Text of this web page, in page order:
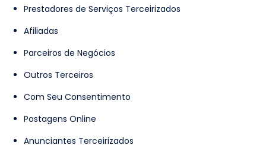
Prestadores de Serviços Terceirizados
Afiliadas
Parceiros de Negócios
Outros Terceiros
Com Seu Consentimento
Postagens Online
Anunciantes Terceirizados